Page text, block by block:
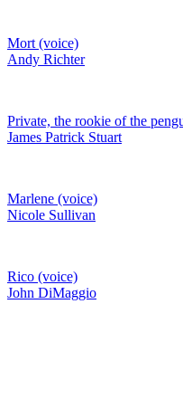
Mort (voice)
Andy Richter
Private, the rookie of the
James Patrick Stuart
Marlene (voice)
Nicole Sullivan
Rico (voice)
John DiMaggio